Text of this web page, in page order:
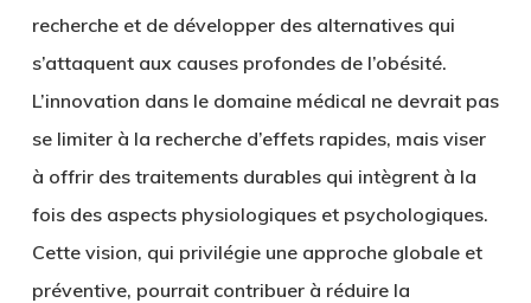
recherche et de développer des alternatives qui
s’attaquent aux causes profondes de l’obésité.
L’innovation dans le domaine médical ne devrait pas
se limiter à la recherche d’effets rapides, mais viser
à offrir des traitements durables qui intègrent à la
fois des aspects physiologiques et psychologiques.
Cette vision, qui privilégie une approche globale et
préventive, pourrait contribuer à réduire la